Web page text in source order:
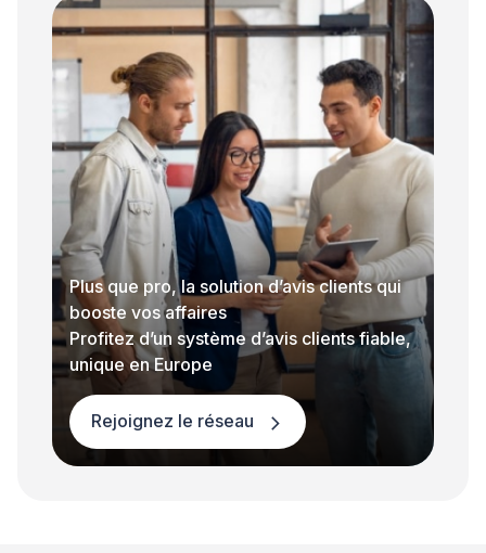
Plus que pro, la solution d’avis clients qui
booste vos affaires
Profitez d’un système d’avis clients fiable,
unique en Europe
Rejoignez le réseau